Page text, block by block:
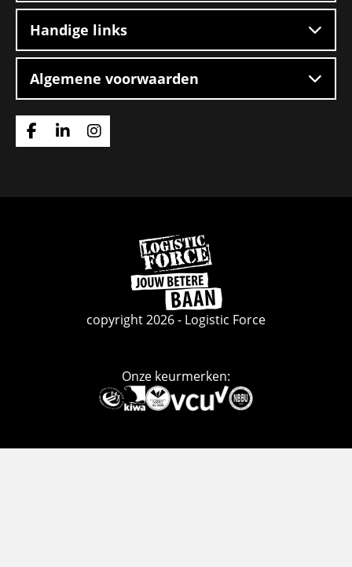
Handige links
Algemene voorwaarden
Ga
Ga
Ga
Ga
naar
de
homepage
copyright 2026 - Logistic Force
Onze keurmerken:
Deze
link
naar